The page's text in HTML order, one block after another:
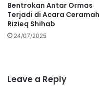
Bentrokan Antar Ormas
Terjadi di Acara Ceramah
Rizieq Shihab
24/07/2025
Leave a Reply